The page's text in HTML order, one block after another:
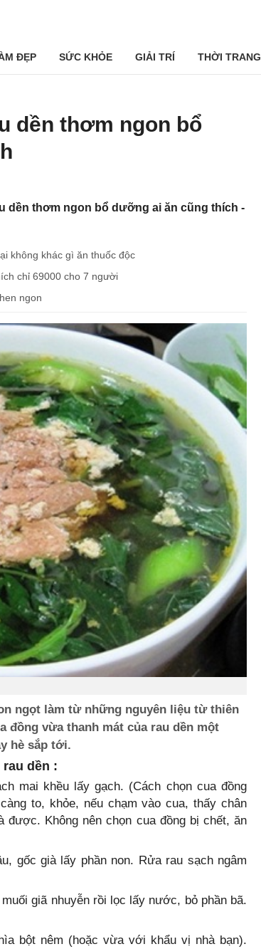
ĐẸP SỨC KHỎE GIẢI TRÍ THỜI TRANG
dền thơm ngon bổ
dền thơm ngon bổ dưỡng ai ăn cũng thích -
không khác gì ăn thuốc độc
chỉ 69000 cho 7 người
ngon
ngọt làm từ những nguyên liệu từ thiên
đồng vừa thanh mát của rau dền một
hè sắp tới.
dền :
mai khều lấy gạch. (Cách chọn cua đồng
to, khỏe, nếu chạm vào cua, thấy chân
được. Không nên chọn cua đồng bị chết, ăn
gốc già lấy phần non. Rửa rau sạch ngâm
giã nhuyễn rồi lọc lấy nước, bỏ phần bã.
bột nêm (hoặc vừa với khẩu vị nhà bạn).